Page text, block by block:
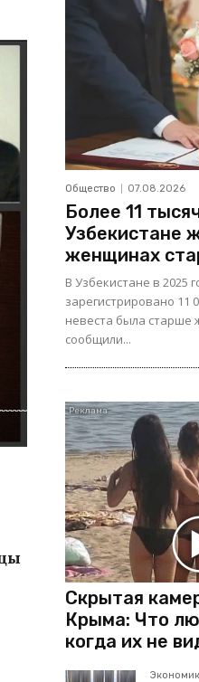
Общество 07.08.2026
Более 11
Узбекистане
женщинах
В Узбекистане в 2025
зарегистрировано 11
невеста была старше
сообщили...
Скрытая
Крыма: Что
когда их не